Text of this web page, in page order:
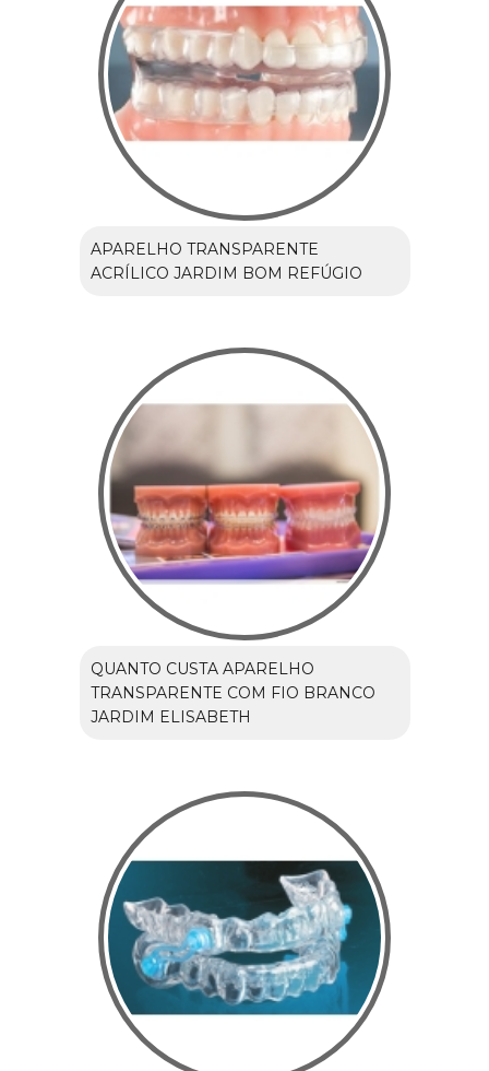
APARELHO TRANSPARENTE
ACRÍLICO JARDIM BOM REFÚGIO
QUANTO CUSTA APARELHO
TRANSPARENTE COM FIO BRANCO
JARDIM ELISABETH